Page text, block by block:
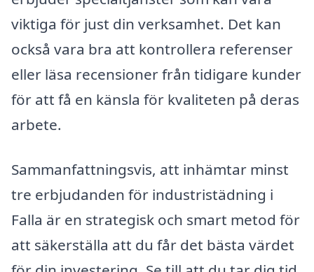
viktiga för just din verksamhet. Det kan
också vara bra att kontrollera referenser
eller läsa recensioner från tidigare kunder
för att få en känsla för kvaliteten på deras
arbete.
Sammanfattningsvis, att inhämtar minst
tre erbjudanden för industristädning i
Falla är en strategisk och smart metod för
att säkerställa att du får det bästa värdet